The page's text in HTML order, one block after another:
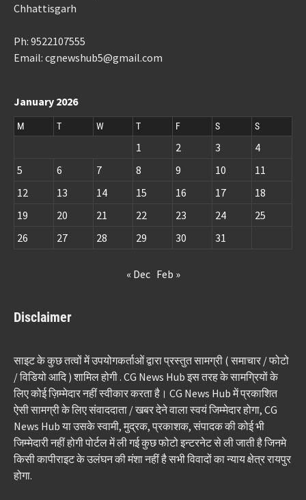
Chhattisgarh
Ph: 9522107555
Email: cgnewshub5@gmail.com
January 2026
M T W T F S S
1 2 3
4
5
6 7 8 9 10
11
12
13 14 15 16 17
18
19
20 21 22 23 24
25
26
27 28 29 30 31
« Dec Feb »
Disclaimer
साइट के कुछ तत्वों में उपयोगकर्ताओं द्वारा प्रस्तुत सामग्री ( समाचार / फोटो
/ विडियो आदि ) शामिल होगी . CG News Hub इस तरह के सामग्रियों के
लिए कोई ज़िम्मेदार नहीं स्वीकार करता है। CG News Hub में प्रकाशित
ऐसी सामग्री के लिए संवाददाता / खबर देने वाला स्वयं जिम्मेदार होगा, CG
News Hub या उसके स्वामी, मुद्रक, प्रकाशक, संपादक की कोई भी
जिम्मेदारी नहीं होगी पोर्टल में ली गई कुछ फोटो इन्टरनेट से ली जाती है जिनमे
किसी कापीराइट के उलंघन की मंशा नहीं है सभी विवादों का न्याय क्षेत्र रायपुर
होगा.